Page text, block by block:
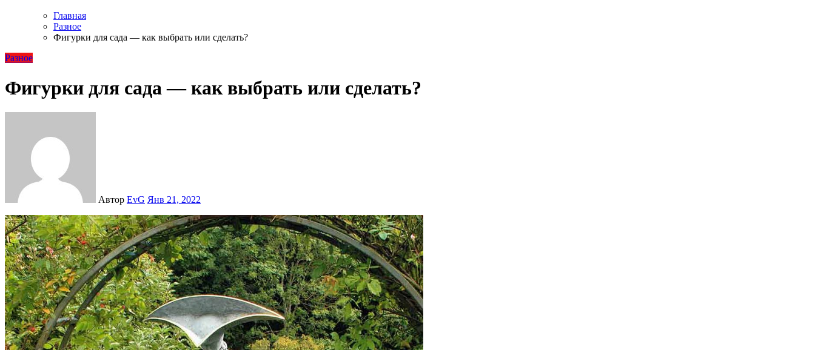
Главная
Разное
Фигурки для сада — как выбрать или сделать?
Разное
Фигурки для сада — как выбрать или сделать?
Автор EvG Янв 21, 2022